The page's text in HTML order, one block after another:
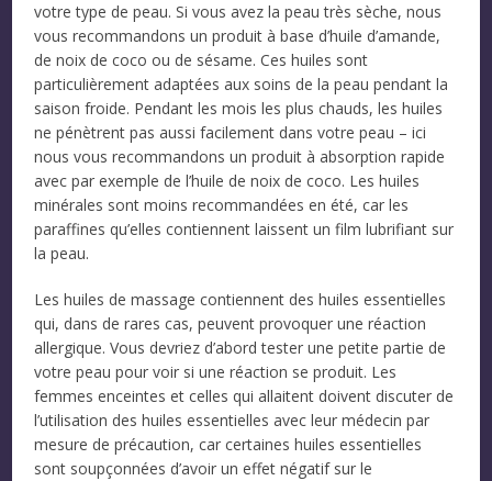
votre type de peau. Si vous avez la peau très sèche, nous
vous recommandons un produit à base d’huile d’amande,
de noix de coco ou de sésame. Ces huiles sont
particulièrement adaptées aux soins de la peau pendant la
saison froide. Pendant les mois les plus chauds, les huiles
ne pénètrent pas aussi facilement dans votre peau – ici
nous vous recommandons un produit à absorption rapide
avec par exemple de l’huile de noix de coco. Les huiles
minérales sont moins recommandées en été, car les
paraffines qu’elles contiennent laissent un film lubrifiant sur
la peau.
Les huiles de massage contiennent des huiles essentielles
qui, dans de rares cas, peuvent provoquer une réaction
allergique. Vous devriez d’abord tester une petite partie de
votre peau pour voir si une réaction se produit. Les
femmes enceintes et celles qui allaitent doivent discuter de
l’utilisation des huiles essentielles avec leur médecin par
mesure de précaution, car certaines huiles essentielles
sont soupçonnées d’avoir un effet négatif sur le